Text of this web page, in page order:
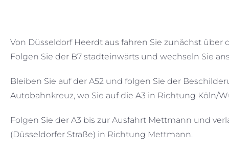
Von Düsseldorf Heerdt aus fahren Sie zunächst
Folgen Sie der B7 stadteinwärts und wechseln Sie
Bleiben Sie auf der A52 und folgen Sie der
Autobahnkreuz, wo Sie auf die A3 in Richtung Köln/
Folgen Sie der A3 bis zur Ausfahrt Mettmann und
(Düsseldorfer Straße) in Richtung Mettmann.